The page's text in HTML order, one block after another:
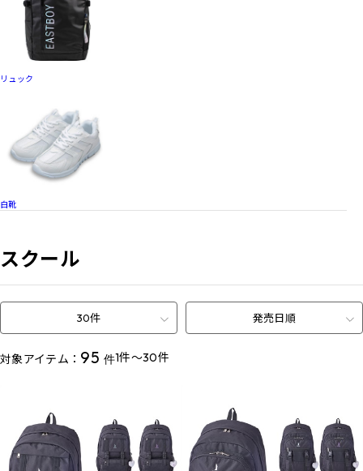
リュック
白靴
スクール
30件 発売日順
対象アイテム： 95 件1件～30件